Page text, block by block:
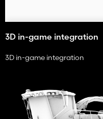
3D in-game integration
3D in-game integration